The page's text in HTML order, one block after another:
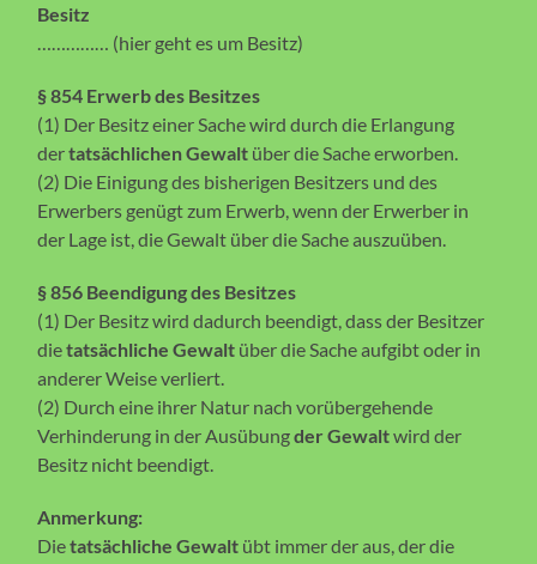
Besitz
…………… (hier geht es um Besitz)
§ 854 Erwerb des Besitzes
(1) Der Besitz einer Sache wird durch die Erlangung
dertatsächlichen Gewalt über die Sache erworben.
(2) Die Einigung des bisherigen Besitzers und des
Erwerbers genügt zum Erwerb, wenn der Erwerber in
der Lage ist, die Gewalt über die Sache auszuüben.
§ 856 Beendigung des Besitzes
(1) Der Besitz wird dadurch beendigt, dass der Besitzer
dietatsächliche Gewalt über die Sache aufgibt oder in
anderer Weise verliert.
(2) Durch eine ihrer Natur nach vorübergehende
Verhinderung in der Ausübungder Gewaltwird der
Besitz nicht beendigt.
Anmerkung:
Dietatsächliche Gewalt übt immer der aus, der die